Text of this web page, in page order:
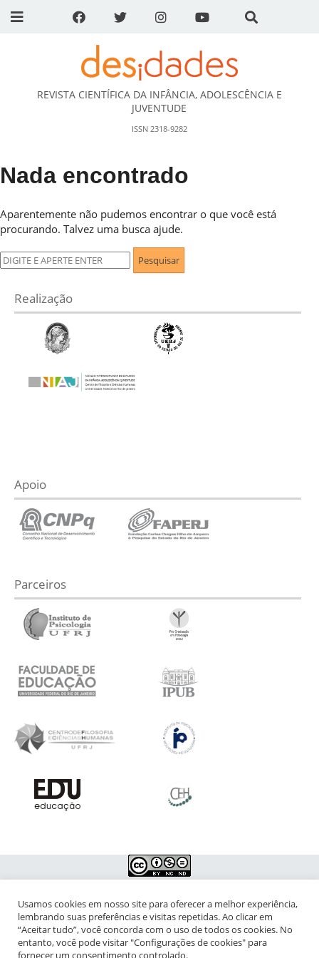
DESidades
REVISTA CIENTÍFICA DA INFÂNCIA, ADOLESCÊNCIA E
JUVENTUDE
ISSN 2318-9282
Nada encontrado
Aparentemente não pudemos encontrar o que você está
procurando. Talvez uma busca ajude.
Pesquisar
por:
Realização
Apoio
Parceiros
NIPIAC – Núcleo Interdisciplinar de Pesquisa para a Infância e
Adolescência Contemporâneas
Universidade Federal do Rio de Janeiro - Campus da Praia Vermelha
Usamos cookies em nosso site para oferecer a melhor experiência,
lembrando suas preferências e visitas repetidas. Ao clicar em
“Aceitar tudo”, você concorda com o uso de todos os cookies. No
entanto, você pode visitar "Configurações de cookies" para
fornecer um consentimento controlado.